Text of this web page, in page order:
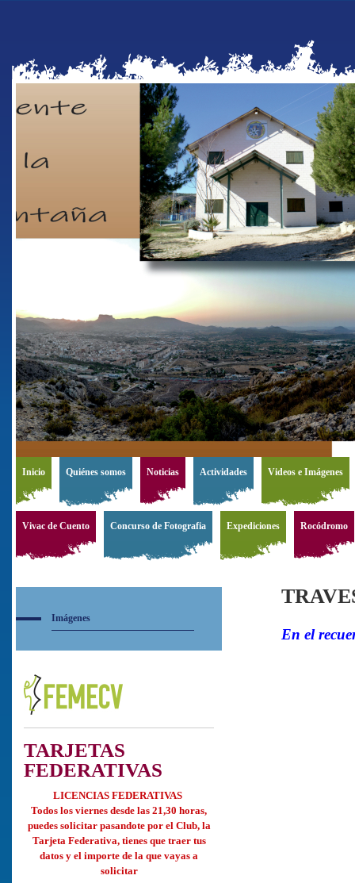
Inicio Quiénes somos Noticias Actividades Videos e Imágenes
Vivac de Cuento Concurso de Fotografia Expediciones Rocódromo
Imágenes
TARJETAS
FEDERATIVAS
LICENCIAS FEDERATIVAS
Todos los viernes desde las 21,30 horas,
puedes solicitar pasandote por el Club, la
Tarjeta Federativa, tienes que traer tus
datos y el importe de la que vayas a
solicitar
En el